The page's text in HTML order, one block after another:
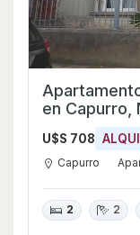
en Capurro,
U$S 708
Capurro
2 2